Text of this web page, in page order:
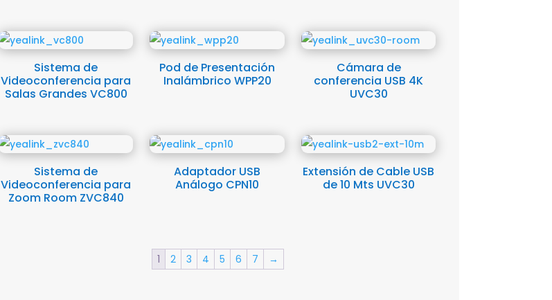
Sistema de
Videoconferencia para
Salas Grandes VC800
Pod de Presentación
Inalámbrico WPP20
Cámara de
conferencia USB 4K
UVC30
Sistema de
Videoconferencia para
Zoom Room ZVC840
Adaptador USB
Análogo CPN10
Extensión de Cable USB
de 10 Mts UVC30
1 2 3 4 5 6 7 →